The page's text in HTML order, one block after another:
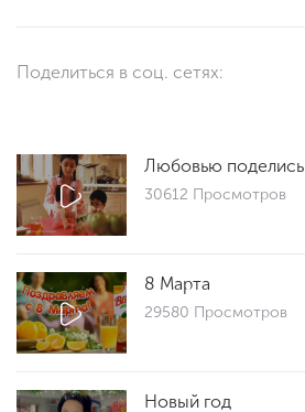
Поделиться в соц. сетях:
Любовью поделись
30612 Просмотров
8 Марта
29580 Просмотров
Новый год